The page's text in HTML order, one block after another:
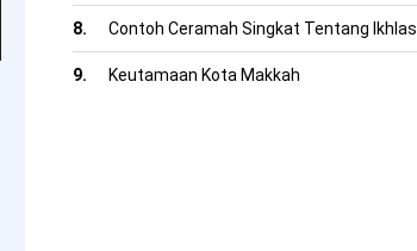
Contoh Ceramah Singkat Tentang Ikhlas
Keutamaan Kota Makkah